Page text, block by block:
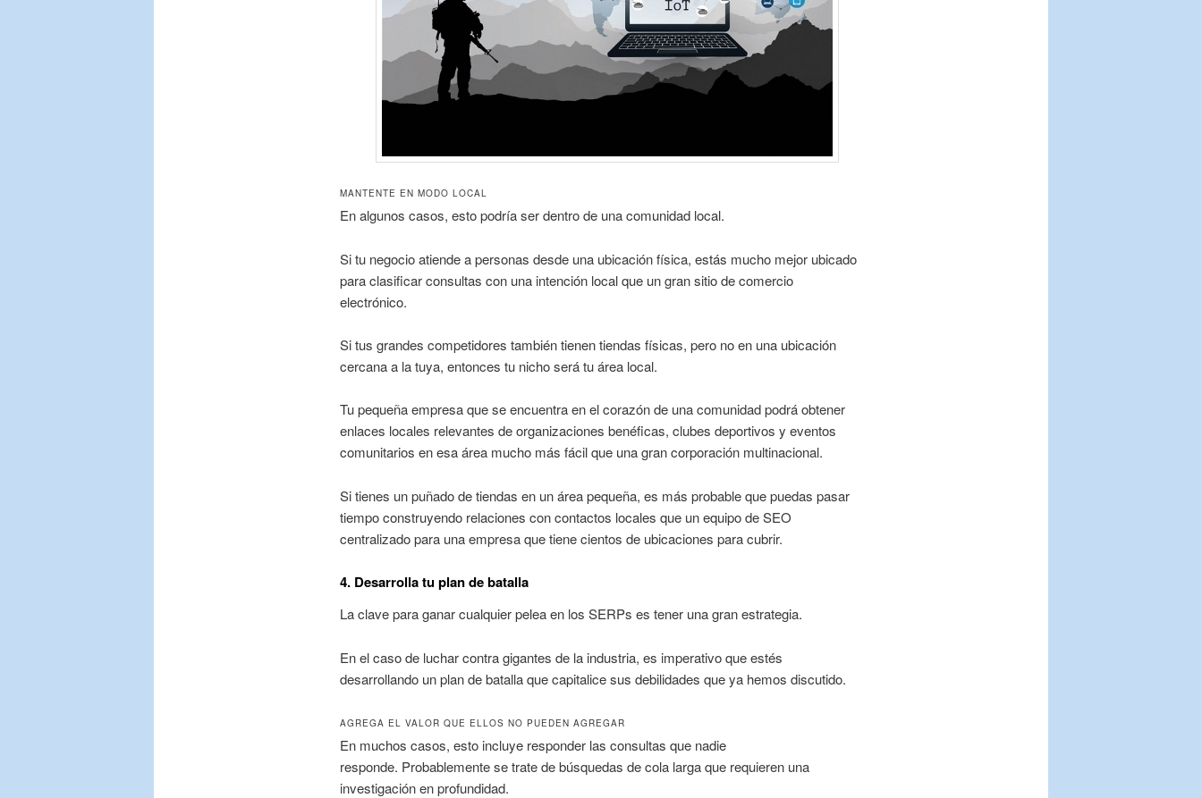
MANTENTE EN MODO LOCAL
En algunos casos, esto podría ser dentro de una comunidad local.
Si tu negocio atiende a personas desde una ubicación física, estás mucho mejor ubicado
para clasificar consultas con una intención local que un gran sitio de comercio
electrónico.
Si tus grandes competidores también tienen tiendas físicas, pero no en una ubicación
cercana a la tuya, entonces tu nicho será tu área local.
Tu pequeña empresa que se encuentra en el corazón de una comunidad podrá obtener
enlaces locales relevantes de organizaciones benéficas, clubes deportivos y eventos
comunitarios en esa área mucho más fácil que una gran corporación multinacional.
Si tienes un puñado de tiendas en un área pequeña, es más probable que puedas pasar
tiempo construyendo relaciones con contactos locales que un equipo de SEO
centralizado para una empresa que tiene cientos de ubicaciones para cubrir.
4. Desarrolla tu plan de batalla
La clave para ganar cualquier pelea en los SERPs es tener una gran estrategia.
En el caso de luchar contra gigantes de la industria, es imperativo que estés
desarrollando un plan de batalla que capitalice sus debilidades que ya hemos discutido.
AGREGA EL VALOR QUE ELLOS NO PUEDEN AGREGAR
En muchos casos, esto incluye responder las consultas que nadie
responde. Probablemente se trate de búsquedas de cola larga que requieren una
investigación en profundidad.